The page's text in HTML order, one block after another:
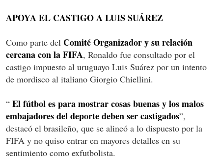
APOYA EL CASTIGO A LUIS SUÁREZ
Como parte del Comité Organizador y su relación
cercana con la FIFA, Ronaldo fue consultado por el
castigo impuesto al uruguayo Luis Suárez por un intento
de mordisco al italiano Giorgio Chiellini.
“ El fútbol es para mostrar cosas buenas y los malos
embajadores del deporte deben ser castigados”,
destacó el brasileño, que se alineó a lo dispuesto por la
FIFA y no quiso entrar en mayores detalles en su
sentimiento como exfutbolista.